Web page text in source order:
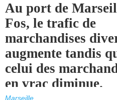
Au port de
Fos, le trafic de
marchandises
augmente tandis
celui des
en vrac diminue.
Marseille